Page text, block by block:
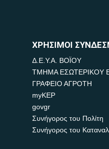
ΧΡΗΣΙΜΟΙ
Δ.Ε.Υ.Α. ΒΟΪΟΥ
ΤΜΗΜΑ ΕΣΩΤΕΡΙΚΟΥ
ΓΡΑΦΕΙΟ ΑΓΡΟΤΗ
myKEP
govgr
Συνήγορος του Πολίτη
Συνήγορος του